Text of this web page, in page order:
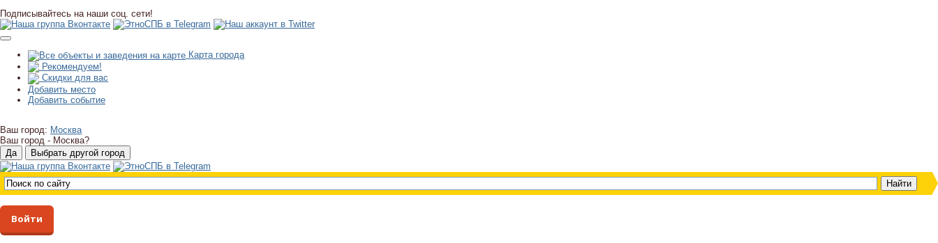
Подписывайтесь на наши соц. сети!
Карта города
Рекомендуем!
Скидки для вас
Добавить место
Добавить событие
Ваш город: Москва
Ваш город - Москва?
Войти